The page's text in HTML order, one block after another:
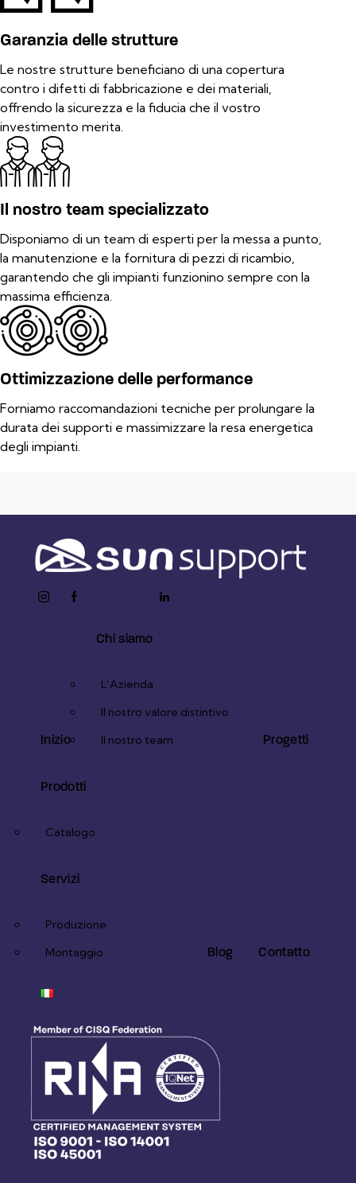
Garanzia delle strutture
Le nostre strutture beneficiano di una copertura
contro i difetti di fabbricazione e dei materiali,
offrendo la sicurezza e la fiducia che il vostro
investimento merita.
Il nostro team specializzato
Disponiamo di un team di esperti per la messa a punto,
la manutenzione e la fornitura di pezzi di ricambio,
garantendo che gli impianti funzionino sempre con la
massima efficienza.
Ottimizzazione delle performance
Forniamo raccomandazioni tecniche per prolungare la
durata dei supporti e massimizzare la resa energetica
degli impianti.
instagramfacebook- youtube2
linkedin
Inizio
Chi siamo
L’Azienda
Il nostro valore distintivo
Il nostro team
Progetti
Prodotti
Catalogo
Servizi
Produzione
Montaggio
Blog Contatto